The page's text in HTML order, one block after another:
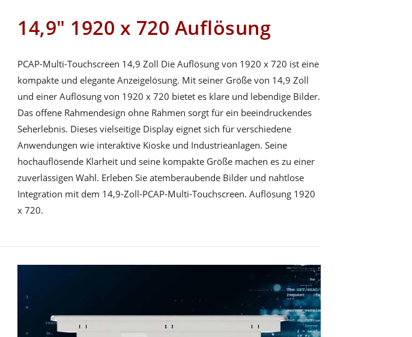
14,9" 1920 x 720 Auflösung
PCAP-Multi-Touchscreen 14,9 Zoll Die Auflösung von 1920 x 720 ist eine
kompakte und elegante Anzeigelösung. Mit seiner Größe von 14,9 Zoll
und einer Auflösung von 1920 x 720 bietet es klare und lebendige Bilder.
Das offene Rahmendesign ohne Rahmen sorgt für ein beeindruckendes
Seherlebnis. Dieses vielseitige Display eignet sich für verschiedene
Anwendungen wie interaktive Kioske und Industrieanlagen. Seine
hochauflösende Klarheit und seine kompakte Größe machen es zu einer
zuverlässigen Wahl. Erleben Sie atemberaubende Bilder und nahtlose
Integration mit dem 14,9-Zoll-PCAP-Multi-Touchscreen. Auflösung 1920
x 720.